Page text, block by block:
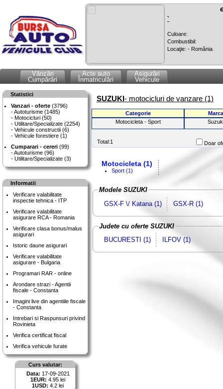
`
Culoare:
Combustibil:
Locaţie: - România
Vânzări
Cumpărări
Acte auto
Înmatriculări
Asigurări
Vehicule
Statistici
Vanzari - oferte (3796)
Autoturisme (1485)
Motocicluri (50)
Utilitare/Specializate (2254)
Vehicule constructii (6)
Vehicule forestiere (1)
Cumparari - cereri (99)
Autoturisme (96)
Utilitare/Specializate (3)
Informatii
Verificare valabilitate
inspectie tehnica - ITP
Verificare valabilitate
asigurare RCA - Romania
Verificare clasa bonus/malus
asigurari
Istoric daune asigurari
Verificare valabilitate
asigurare - Bulgaria
Programari RAR - online
Arondare strazi - Agentii
fiscale - Constanta
Imagini live din agentiile fiscale
- Constanta
Intrebari si Raspunsuri privind
Rovinieta
Verifica certificat fiscal
Verifica vehicule furate
Curs valutar:
Data: 17-09-2021
1EUR: 4.95 lei
1USD: 4.2 lei
SUZUKI- motocicluri de vanzare (1)
Categorie
Marca
Motocicleta - Sport
Total:1 Doar
Motocicleta (1)
Sport (1)
Modele SUZUKI
GSX-F \/ Katana (1)
GSX-R (1)
Judete cu oferte SUZUKI
BUCURESTI (1)
ILFOV (1)